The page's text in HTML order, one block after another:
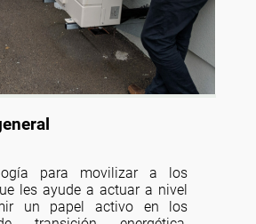
para movilizar a los
les ayude a actuar a nivel
un papel activo en los